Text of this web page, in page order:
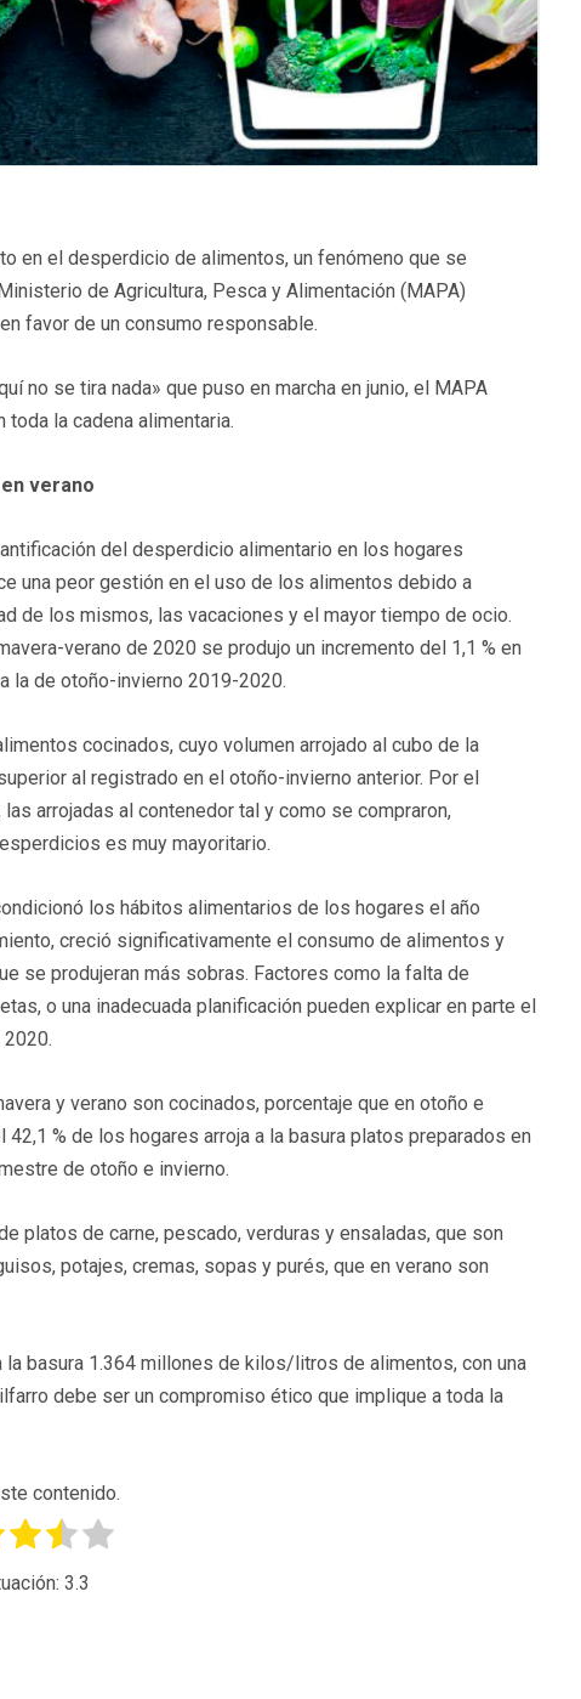
en el desperdicio de alimentos, un fenómeno que se
de Agricultura, Pesca y Alimentación (MAPA)
favor de un consumo responsable.
no se tira nada» que puso en marcha en junio, el MAPA
la cadena alimentaria.
verano
del desperdicio alimentario en los hogares
una peor gestión en el uso de los alimentos debido a
de los mismos, las vacaciones y el mayor tiempo de ocio.
verano de 2020 se produjo un incremento del 1,1 % en
la de otoño-invierno 2019-2020.
cocinados, cuyo volumen arrojado al cubo de la
al registrado en el otoño-invierno anterior. Por el
arrojadas al contenedor tal y como se compraron,
es muy mayoritario.
los hábitos alimentarios de los hogares el año
creció significativamente el consumo de alimentos y
se produjeran más sobras. Factores como la falta de
o una inadecuada planificación pueden explicar en parte el
y verano son cocinados, porcentaje que en otoño e
% de los hogares arroja a la basura platos preparados en
de otoño e invierno.
platos de carne, pescado, verduras y ensaladas, que son
potajes, cremas, sopas y purés, que en verano son
basura 1.364 millones de kilos/litros de alimentos, con una
debe ser un compromiso ético que implique a toda la
contenido.
3.3